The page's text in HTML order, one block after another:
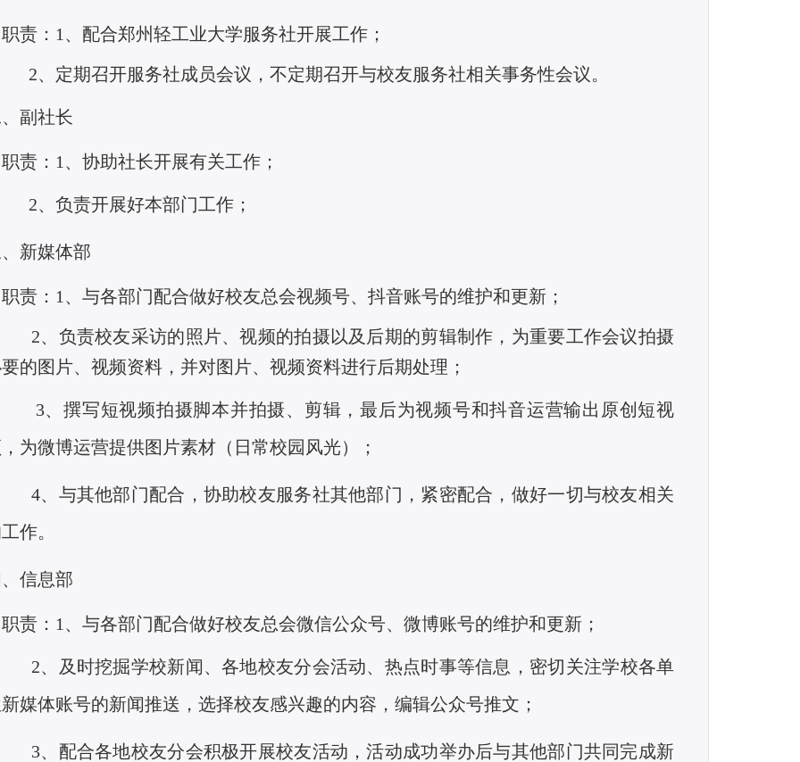
责： 1、配合郑州轻工业大学服务社开展工作；
2、定期召开服务社成员会议，不定期召开与校友服务社相关事务性会议。
副社长
责： 1、协助社长开展有关工作；
负责开展好本部门工作；
新媒体部
责： 1、与各部门配合做好校友总会视频号、抖音账号的维护和更新；
2、 负责校友采访的照 片、视频的拍摄以及后期的剪辑制作，为重要工作会议拍摄
的图片、视频资料，并对图片、视频资料进行后期处理；
撰写短视频拍摄脚本并拍摄、剪辑，最后为视频号和抖音运营输出原创短视
为微博运营提供图片素材（日常校园风光）；
与其他部门配合，协助校友服务社其他部门，紧密配合，做好一切与校友相关
作。
信息部
责： 1、与各部门配合做好校友总会微信公众号、微博账号的维护和更新 ；
及时挖掘学校新闻、各地校友分会活动、 热点时事等信息 ， 密切关注学校各单
媒体账号的新闻推送 ，选择校友感兴趣的内容 ，编辑公众号推文；
、 配合各地校友分会积极开展校友活动 ，活动成功举办后与其他部门共同完成新